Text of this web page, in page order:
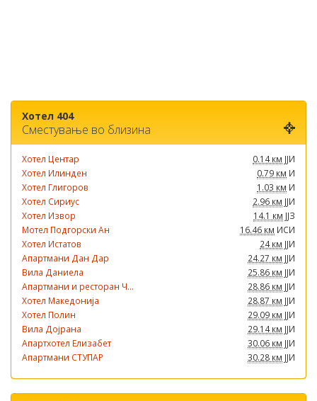
Хотел 404
Сместување во близина
Хотел Центар 0.14 км ЈЈИ
Хотел Илинден
0.79 км И
Хотел Глигоров
1.03 км И
Хотел Сириус
2.96 км ЈЈИ
Хотел Извор
14.1 км ЈЈЗ
Мотел Подгорски Ан
16.46 км ИСИ
Хотел Истатов
24 км ЈЈИ
Апартмани Дан Дар
24.27 км ЈЈИ
Вила Даниела
25.86 км ЈЈИ
Апартмани и ресторан Ч...
28.86 км ЈЈИ
Хотел Македонија
28.87 км ЈЈИ
Хотел Полин
29.09 км ЈЈИ
Вила Дојрана
29.14 км ЈЈИ
Апартхотел Елизабет
30.06 км ЈЈИ
Апартмани СТУПАР
30.28 км ЈЈИ